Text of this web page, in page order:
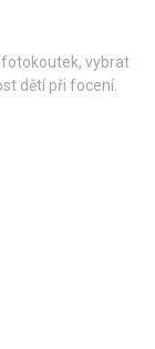
fotokoutek, vybrat
dětí při focení.